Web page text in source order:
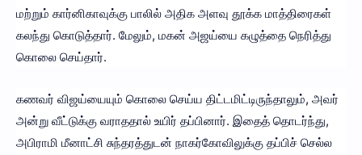
மற்றும் கார்னிகாவுக்கு பாலில் அதிக அளவு தூக்க மாத்திரைகள்
கலந்து கொடுத்தார். மேலும், மகன் அஜய்யை கழுத்தை நெரித்து
கொலை செய்தார்.
கணவர் விஜய்யையும் கொலை செய்ய திட்டமிட்டிருந்தாலும், அவர்
அன்று வீட்டுக்கு வராததால் உயிர் தப்பினார். இதைத் தொடர்ந்து,
அபிராமி மீனாட்சி சுந்தரத்துடன் நாகர்கோவிலுக்கு தப்பிச் செல்ல